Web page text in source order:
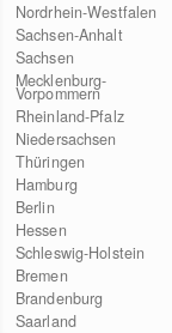
Nordrhein-Westfalen
Sachsen-Anhalt
Sachsen
Mecklenburg-
Vorpommern
Rheinland-Pfalz
Niedersachsen
Thüringen
Hamburg
Berlin
Hessen
Schleswig-Holstein
Bremen
Brandenburg
Saarland